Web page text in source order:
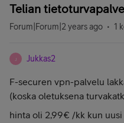
Telian
Forum|Forum|2 years ago 1
J Jukkas2
F-securen vpn-palvelu
(koska oletuksena
hinta oli 2,99€ /kk kun